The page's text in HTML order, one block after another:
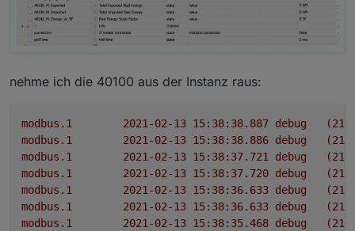
nehme ich die 40100 aus der Instanz raus:
modbus.1 debug
modbus.1
debug
modbus.1
debug
modbus.1
debug
modbus.1
debug
modbus.1
debug
modbus.1
debug